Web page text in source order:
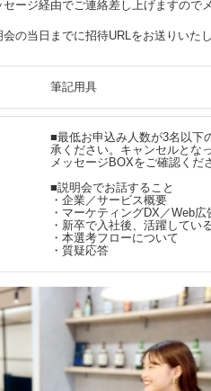
ージ経由でご連絡差し上げますので
会の当日までに招待URLをお送りい
筆記用具
■最低お申込み人数が3名以下
承ください。キャンセルとな
メッセージBOXをご確認くだ
■説明会でお話すること
・企業／サービス概要
・マーケティングDX／Web
・新卒で入社後、活躍してい
・本選考フローについて
・質疑応答